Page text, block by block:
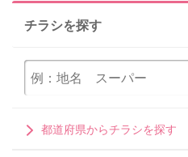
チラシを探す
都道府県からチラシを探す